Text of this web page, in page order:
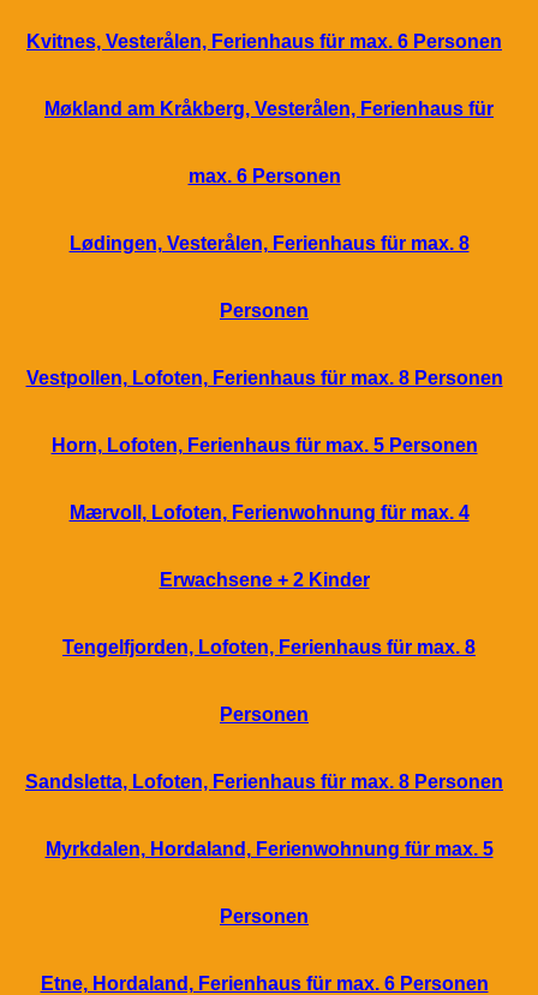
Kvitnes, Vesterålen, Ferienhaus für max. 6 Personen
Møkland am Kråkberg, Vesterålen, Ferienhaus für
max. 6 Personen
Lødingen, Vesterålen, Ferienhaus für max. 8
Personen
Vestpollen, Lofoten, Ferienhaus für max. 8 Personen
Horn, Lofoten, Ferienhaus für max. 5 Personen
Mærvoll, Lofoten, Ferienwohnung für max. 4
Erwachsene + 2 Kinder
Tengelfjorden, Lofoten, Ferienhaus für max. 8
Personen
Sandsletta, Lofoten, Ferienhaus für max. 8 Personen
Myrkdalen, Hordaland, Ferienwohnung für max. 5
Personen
Etne, Hordaland, Ferienhaus für max. 6 Personen